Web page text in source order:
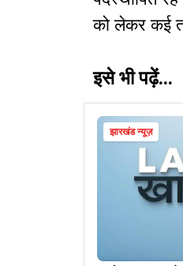
को लेकर कई
इसे भी पढ़ें...
झारखंड न्यूज़